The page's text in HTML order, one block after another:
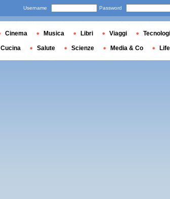
Username Password
Cinema Musica Libri Viaggi
Cucina Salute Scienze Media & Co